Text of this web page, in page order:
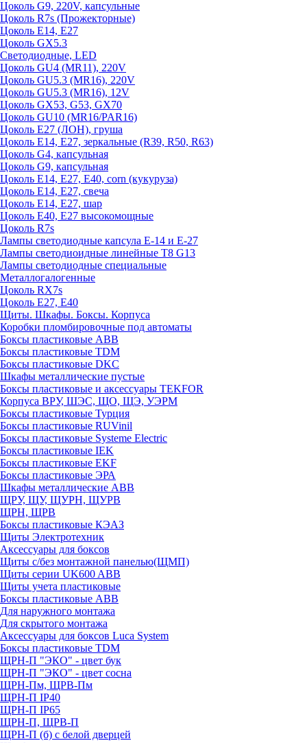
Цоколь G9, 220V, капсульные
Цоколь R7s (Прожекторные)
Цоколь E14, E27
Цоколь GX5.3
Светодиодные, LED
Цоколь GU4 (MR11), 220V
Цоколь GU5.3 (MR16), 220V
Цоколь GU5.3 (MR16), 12V
Цоколь GX53, G53, GX70
Цоколь GU10 (MR16/PAR16)
Цоколь Е27 (ЛОН), груша
Цоколь Е14, Е27, зеркальные (R39, R50, R63)
Цоколь G4, капсульная
Цоколь G9, капсульная
Цоколь Е14, Е27, Е40, corn (кукуруза)
Цоколь Е14, Е27, свеча
Цоколь Е14, Е27, шар
Цоколь Е40, Е27 высокомощные
Цоколь R7s
Лампы светодиодные капсула Е-14 и Е-27
Лампы светодиоидные линейные T8 G13
Лампы светодиодные специальные
Металлогалогенные
Цоколь RX7s
Цоколь Е27, E40
Щиты. Шкафы. Боксы. Корпуса
Коробки пломбировочные под автоматы
Боксы пластиковые ABB
Боксы пластиковые TDM
Боксы пластиковые DKC
Шкафы металлические пустые
Боксы пластиковые и аксессуары TEKFOR
Корпуса ВРУ, ШЭС, ЩО, ЩЭ, УЭРМ
Боксы пластиковые Турция
Боксы пластиковые RUVinil
Боксы пластиковые Systeme Electric
Боксы пластиковые IEK
Боксы пластиковые EKF
Боксы пластиковые ЭРА
Шкафы металлические ABB
ЩРУ, ЩУ, ЩУРН, ЩУРВ
ЩРН, ЩРВ
Боксы пластиковые КЭАЗ
Щиты Электротехник
Аксессуары для боксов
Щиты с/без монтажной панелью(ЩМП)
Щиты серии UK600 ABB
Щиты учета пластиковые
Боксы пластиковые ABB
Для наружного монтажа
Для скрытого монтажа
Аксессуары для боксов Luca System
Боксы пластиковые TDM
ЩРН-П "ЭКО" - цвет бук
ЩРН-П "ЭКО" - цвет сосна
ЩРН-Пм, ЩРВ-Пм
ЩРН-П IP40
ЩРН-П IP65
ЩРН-П, ЩРВ-П
ЩРН-П (б) с белой дверцей